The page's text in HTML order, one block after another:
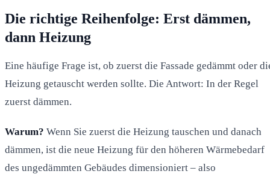
Die richtige Reihenfolge: Erst dämmen,
dann Heizung
Eine häufige Frage ist, ob zuerst die Fassade gedämmt oder
Heizung getauscht werden sollte. Die Antwort: In der Regel
zuerst dämmen.
Warum? Wenn Sie zuerst die Heizung tauschen und danach
dämmen, ist die neue Heizung für den höheren Wärmebedarf
des ungedämmten Gebäudes dimensioniert – also